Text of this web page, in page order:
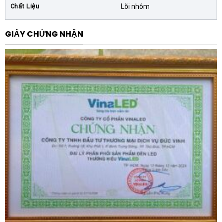
được đảm bảo ở mức tối ưu.
An toàn vận hành:Giảm nguy cơ cháy nổ do quá
nhiệt tụ bù gây ra bởi sóng hài, đảm bảo an toàn
cho nhân viên vận hành và toàn bộ cơ sở hạ tầng
điện.
Ứng dụng thực tế
Cuộn kháng lõi nhôm SHIHLIN SH-SR48040T-7A
40KVAR 480V 7% thường được lắp đặt trong:
Hệ thống tủ tụ bù tại các nhà máy có nhiều thiết bị
điện tử công suất như biến tần, lò luyện kim, máy
hàn.
Các tòa nhà văn phòng, trung tâm dữ liệu (Data
Center) nơi có yêu cầu khắt khe về độ sạch của
sóng điện áp.
Các trạm biến áp hạ thế của khu công nghiệp, giúp
Chất Liệu Lõi nhôm
GIẤY CHỨNG NHẬN